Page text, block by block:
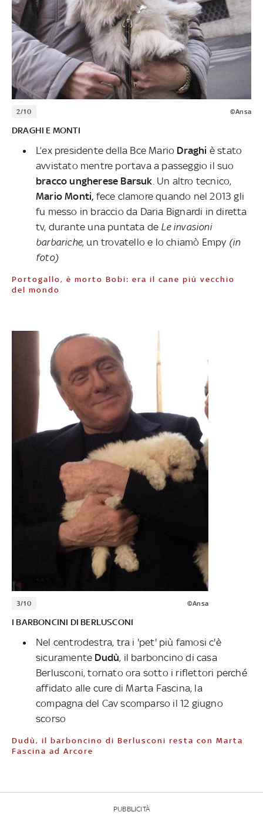
2/10 ©Ansa
DRAGHI E MONTI
L’ex presidente della Bce Mario Draghi è stato
avvistato mentre portava a passeggio il suo
bracco ungherese Barsuk . Un altro tecnico,
Mario Monti, fece clamore quando nel 2013 gli
fu messo in braccio da Daria Bignardi in diretta
tv, durante una puntata de Le invasioni
barbariche, un trovatello e lo chiamò Empy (in
foto)
Portogallo, è morto Bobi: era il cane più vecchio
del mondo
3/10 ©Ansa
I BARBONCINI DI BERLUSCONI
Nel centrodestra, tra i 'pet' più famosi c'è
sicuramente Dudù, il barboncino di casa
Berlusconi, tornato ora sotto i riflettori perché
affidato alle cure di Marta Fascina, la
compagna del Cav scomparso il 12 giugno
scorso
Dudù, il barboncino di Berlusconi resta con Marta
Fascina ad Arcore
PUBBLICITÀ